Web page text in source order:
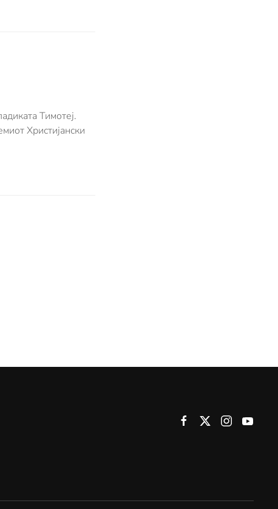
Тимотеј.
Христијански